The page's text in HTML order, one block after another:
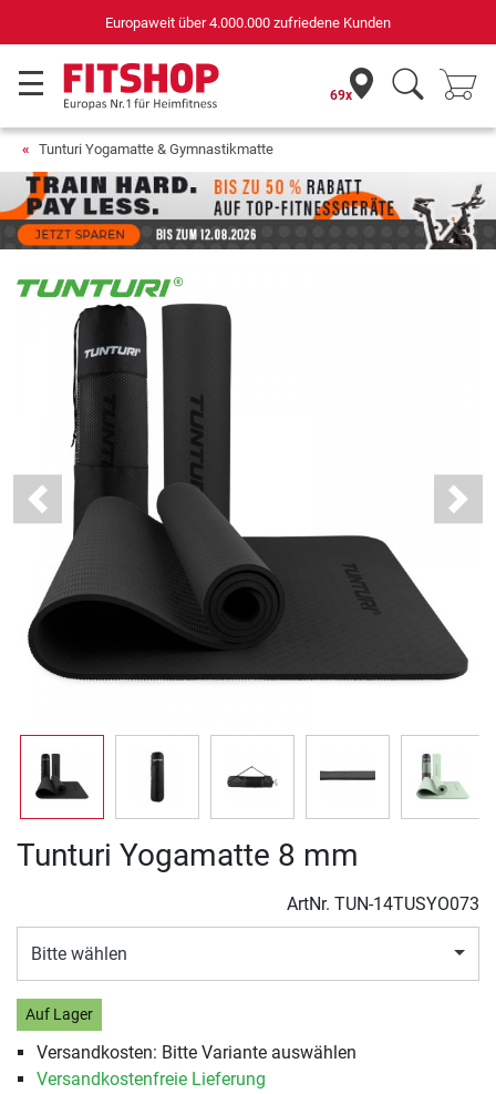
Europaweit über 4.000.000 zufriedene Kunden
69x
Tunturi Yogamatte & Gymnastikmatte
Previous Next
Tunturi Yogamatte 8 mm
ArtNr. TUN-14TUSYO073
Bitte wählen
Auf Lager
Versandkosten: Bitte Variante auswählen
Versandkostenfreie Lieferung